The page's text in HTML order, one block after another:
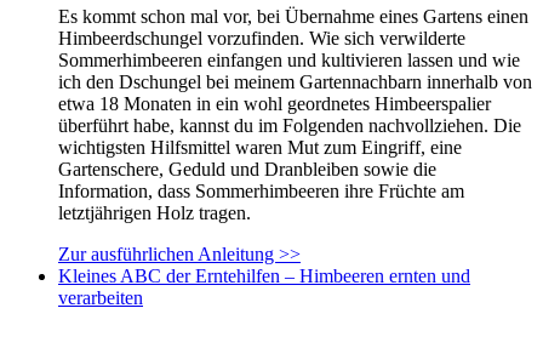
Es kommt schon mal vor, bei Übernahme eines Gartens einen
Himbeerdschungel vorzufinden. Wie sich verwilderte
Sommerhimbeeren einfangen und kultivieren lassen und wie
ich den Dschungel bei meinem Gartennachbarn innerhalb von
etwa 18 Monaten in ein wohl geordnetes Himbeerspalier
überführt habe, kannst du im Folgenden nachvollziehen. Die
wichtigsten Hilfsmittel waren Mut zum Eingriff, eine
Gartenschere, Geduld und Dranbleiben sowie die
Information, dass Sommerhimbeeren ihre Früchte am
letztjährigen Holz tragen.
Zur ausführlichen Anleitung >>
Kleines ABC der Erntehilfen – Himbeeren ernten und
verarbeiten